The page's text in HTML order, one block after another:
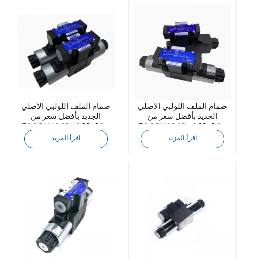
صمام الملف اللولبي الأصلي
الجديد بأفضل سعر من
7OCEAN DSD-G02-6C-
DC24-82
اقرأ المزيد
صمام الملف اللولبي الأصلي
الجديد بأفضل سعر من
7OCEAN DSD-G02-6C-
DC24-90
اقرأ المزيد